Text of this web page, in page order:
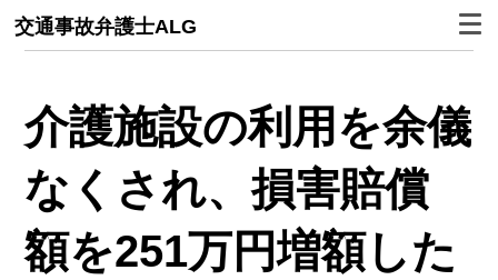
交通事故弁護士ALG
介護施設の利用を余儀
なくされ、損害賠償
額を251万円増額した